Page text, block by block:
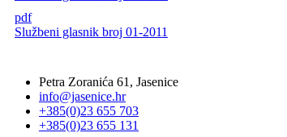
pdf
Službeni glasnik broj 01-2011
Petra Zoranića 61, Jasenice
info@jasenice.hr
+385(0)23 655 703
+385(0)23 655 131